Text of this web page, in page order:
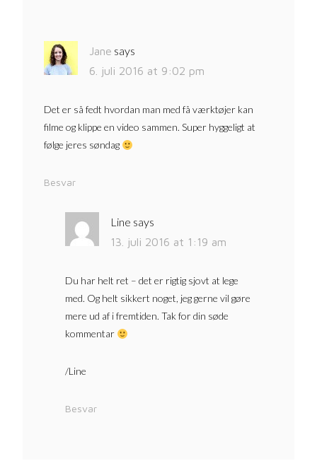
Jane says
6. juli 2016 at 9:02 pm
Det er så fedt hvordan man med få værktøjer kan
filme og klippe en video sammen. Super hyggeligt at
følge jeres søndag
Besvar
Line says
13. juli 2016 at 1:19 am
Du har helt ret – det er rigtig sjovt at lege
med. Og helt sikkert noget, jeg gerne vil gøre
mere ud af i fremtiden. Tak for din søde
kommentar
/Line
Besvar